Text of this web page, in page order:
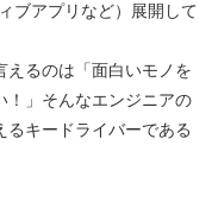
ブアプリなど）展開して
えるのは「面白いモノを
！」そんなエンジニアの
るキードライバーである